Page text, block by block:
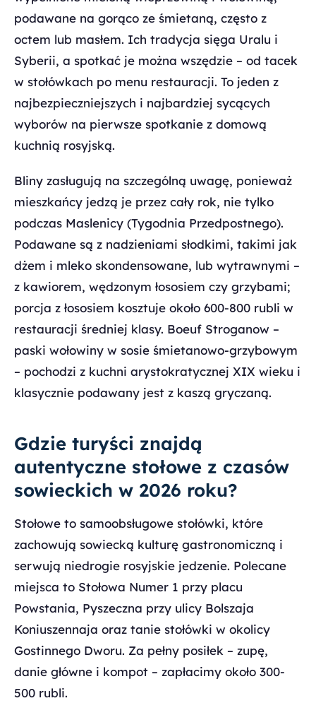
podawane na gorąco ze śmietaną, często z
octem lub masłem. Ich tradycja sięga Uralu i
Syberii, a spotkać je można wszędzie – od tacek
w stołówkach po menu restauracji. To jeden z
najbezpieczniejszych i najbardziej sycących
wyborów na pierwsze spotkanie z domową
kuchnią rosyjską.
Bliny zasługują na szczególną uwagę, ponieważ
mieszkańcy jedzą je przez cały rok, nie tylko
podczas Maslenicy (Tygodnia Przedpostnego).
Podawane są z nadzieniami słodkimi, takimi jak
dżem i mleko skondensowane, lub wytrawnymi –
z kawiorem, wędzonym łososiem czy grzybami;
porcja z łososiem kosztuje około 600-800 rubli w
restauracji średniej klasy. Boeuf Stroganow –
paski wołowiny w sosie śmietanowo-grzybowym
– pochodzi z kuchni arystokratycznej XIX wieku i
klasycznie podawany jest z kaszą gryczaną.
Gdzie turyści znajdą
autentyczne stołowe z czasów
sowieckich w 2026 roku?
Stołowe to samoobsługowe stołówki, które
zachowują sowiecką kulturę gastronomiczną i
serwują niedrogie rosyjskie jedzenie. Polecane
miejsca to Stołowa Numer 1 przy placu
Powstania, Pyszeczna przy ulicy Bolszaja
Koniuszennaja oraz tanie stołówki w okolicy
Gostinnego Dworu. Za pełny posiłek – zupę,
danie główne i kompot – zapłacimy około 300-
500 rubli.